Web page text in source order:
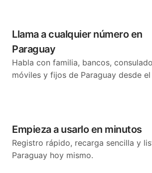
Llama a cualquier número en
Paraguay
Habla con familia, bancos,
móviles y fijos de Paraguay desde
Empieza a usarlo en minutos
Registro rápido, recarga sencilla y
Paraguay hoy mismo.